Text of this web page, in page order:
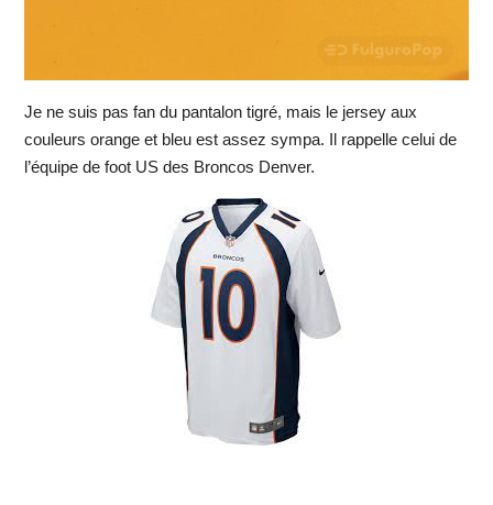
Je ne suis pas fan du pantalon tigré, mais le jersey aux
couleurs orange et bleu est assez sympa. Il rappelle celui de
l’équipe de foot US des Broncos Denver.